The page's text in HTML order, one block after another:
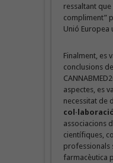
ressaltant que
compliment”
Unió Europea
Finalment, es
conclusions
aspectes, es
necessitat de
associacions
científiques,
professionals
farmacèutica